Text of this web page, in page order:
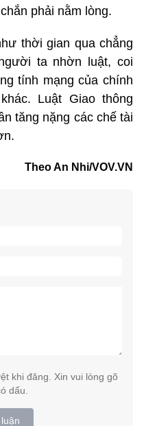
phải nằm lòng.
thời gian qua chẳng
ta nhờn luật, coi
tính mạng của chính
Luật Giao thông
tăng nặng các chế tài
Theo An Nhi/VOV.VN
khi đăng. Xin vui lòng gõ
dấu.